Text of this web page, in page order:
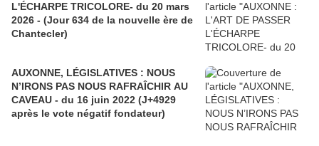
L'ÉCHARPE TRICOLORE- du 20 mars
2026 - (Jour 634 de la nouvelle ère de
Chantecler)
AUXONNE, LÉGISLATIVES : NOUS
N’IRONS PAS NOUS RAFRAÎCHIR AU
CAVEAU - du 16 juin 2022 (J+4929
après le vote négatif fondateur)